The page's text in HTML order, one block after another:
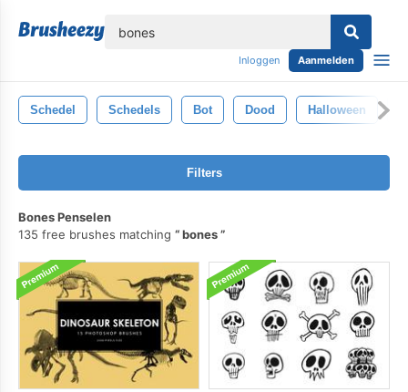
Inloggen Aanmelden
Schedel Schedels Bot Dood Halloween
Filters
Bones Penselen
135 free brushes matching
bones